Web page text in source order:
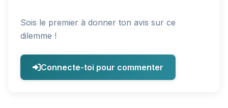
Sois le premier à donner ton avis sur ce
dilemme !
Connecte-toi pour commenter